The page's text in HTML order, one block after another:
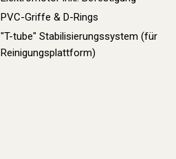
PVC-Griffe & D-Rings
"T-tube" Stabilisierungssystem (für
Reinigungsplattform)